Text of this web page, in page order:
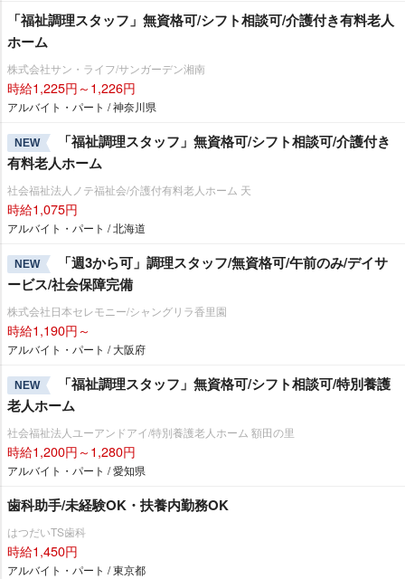
「福祉調理スタッフ」無資格可/シフト相談可/介護付き有料老人
ホーム
株式会社サン・ライフ/サンガーデン湘南
時給1,225円～1,226円
アルバイト・パート / 神奈川県
NEW
「福祉調理スタッフ」無資格可/シフト相談可/介護付き
有料老人ホーム
社会福祉法人ノテ福祉会/介護付有料老人ホーム 天
時給1,075円
アルバイト・パート / 北海道
NEW
「週3から可」調理スタッフ/無資格可/午前のみ/デイサ
ービス/社会保障完備
株式会社日本セレモニー/シャングリラ香里園
時給1,190円～
アルバイト・パート / 大阪府
NEW
「福祉調理スタッフ」無資格可/シフト相談可/特別養護
老人ホーム
社会福祉法人ユーアンドアイ/特別養護老人ホーム 額田の里
時給1,200円～1,280円
アルバイト・パート / 愛知県
歯科助手/未経験OK・扶養内勤務OK
はつだいTS歯科
時給1,450円
アルバイト・パート / 東京都